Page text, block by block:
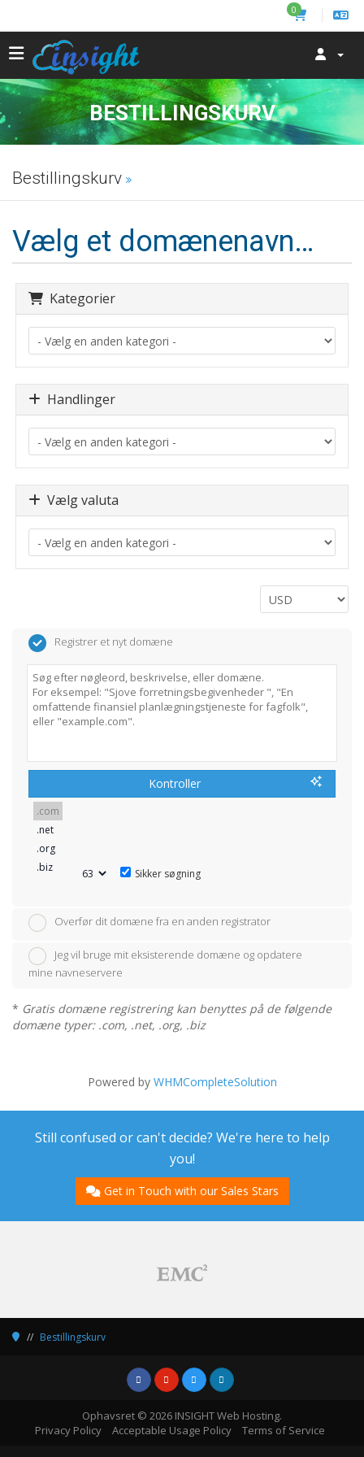
0
BESTILLINGSKURV
Bestillingskurv
Vælg et domænenavn…
Kategorier
Handlinger
Vælg valuta
Registrer et nyt domæne
Kontroller
Sikker søgning
Overfør dit domæne fra en anden registrator
Jeg vil bruge mit eksisterende domæne og opdatere
mine navneservere
* Gratis domæne registrering kan benyttes på de følgende
domæne typer: .com, .net, .org, .biz
Powered by WHMCompleteSolution
Still confused or can't decide? We're here to help
you!
Get in Touch with our Sales Stars
Bestillingskurv
Ophavsret © 2026 INSIGHT Web Hosting.
Privacy Policy
Acceptable Usage Policy Terms of Service